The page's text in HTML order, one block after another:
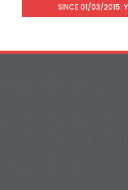
SINCE 01/03/2015: